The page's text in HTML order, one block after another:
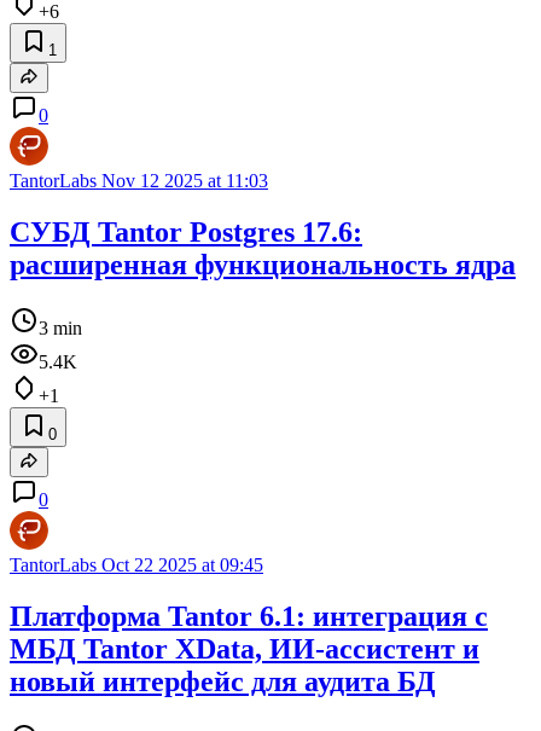
+6
1
0
TantorLabs Nov 12 2025 at 11:03
СУБД Tantor Postgres 17.6:
расширенная функциональность ядра
3 min
5.4K
+1
0
0
TantorLabs Oct 22 2025 at 09:45
Платформа Tantor 6.1: интеграция с
МБД Tantor XData, ИИ-ассистент и
новый интерфейс для аудита БД